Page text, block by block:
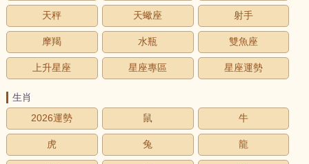
天秤 天蠍座 射手
摩羯 水瓶 雙魚座
上升星座 星座專區 星座運勢
生肖
2026運勢
鼠 牛
虎 兔 龍